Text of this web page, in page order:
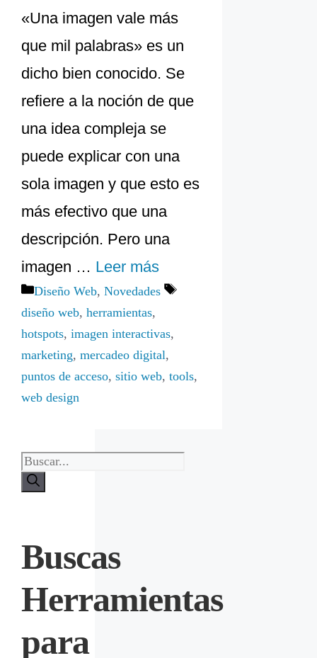
«Una imagen vale más
que mil palabras» es un
dicho bien conocido. Se
refiere a la noción de que
una idea compleja se
puede explicar con una
sola imagen y que esto es
más efectivo que una
descripción. Pero una
imagen … Leer más
Categorías
Diseño Web, Novedades
Etiquetas
diseño web, herramientas,
hotspots, imagen interactivas,
marketing, mercadeo digital,
puntos de acceso, sitio web, tools,
web design
Buscas
Herramientas
para